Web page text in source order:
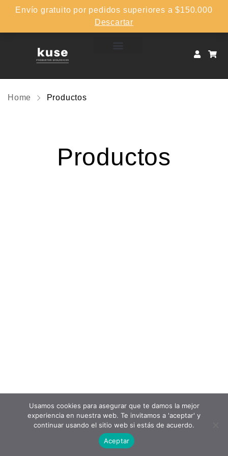
Envío gratuito por pedidos superiores a $150.000
Descartar
Home Productos
Productos
Usamos cookies para asegurar que te damos la mejor
experiencia en nuestra web. Te invitamos a 'aceptar' y
continuar usando el sitio web si estás de acuerdo.
Aceptar